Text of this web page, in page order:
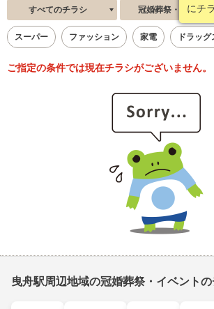
にチ
すべてのチラシ 冠婚葬祭・イベント
スーパー ファッション 家電 ドラッ
ご指定の条件では現在チラシがございません。
曳舟駅周辺地域の冠婚葬祭・イベント